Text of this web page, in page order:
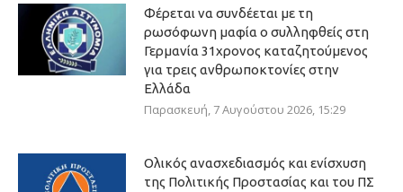
Φέρεται να συνδέεται με τη
ρωσόφωνη μαφία ο συλληφθείς στη
Γερμανία 31χρονος καταζητούμενος
για τρεις ανθρωποκτονίες στην
Ελλάδα
Παρασκευή, 7 Αυγούστου 2026, 15:29
Ολικός ανασχεδιασμός και ενίσχυση
της Πολιτικής Προστασίας και του ΠΣ